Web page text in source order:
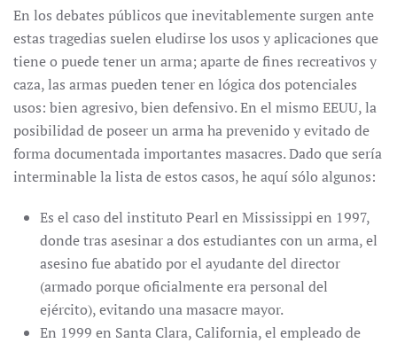
En los debates públicos que inevitablemente surgen ante
estas tragedias suelen eludirse los usos y aplicaciones que
tiene o puede tener un arma; aparte de fines recreativos y
caza, las armas pueden tener en lógica dos potenciales
usos: bien agresivo, bien defensivo. En el mismo EEUU, la
posibilidad de poseer un arma ha prevenido y evitado de
forma documentada importantes masacres. Dado que sería
interminable la lista de estos casos, he aquí sólo algunos:
Es el caso del instituto Pearl en Mississippi en 1997,
donde tras asesinar a dos estudiantes con un arma, el
asesino fue abatido por el ayudante del director
(armado porque oficialmente era personal del
ejército), evitando una masacre mayor.
En 1999 en Santa Clara, California, el empleado de